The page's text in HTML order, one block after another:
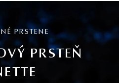
PRSTENE
PRSTEŇ